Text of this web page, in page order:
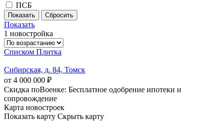
ПСБ
Показать
1 новостройка
Списком Плитка
Сибирская, д. 84, Томск
от 4 000 000 ₽
Скидка поВоенке: Бесплатное одобрение ипотеки и
сопровождение
Карта новостроек
Показать карту Скрыть карту